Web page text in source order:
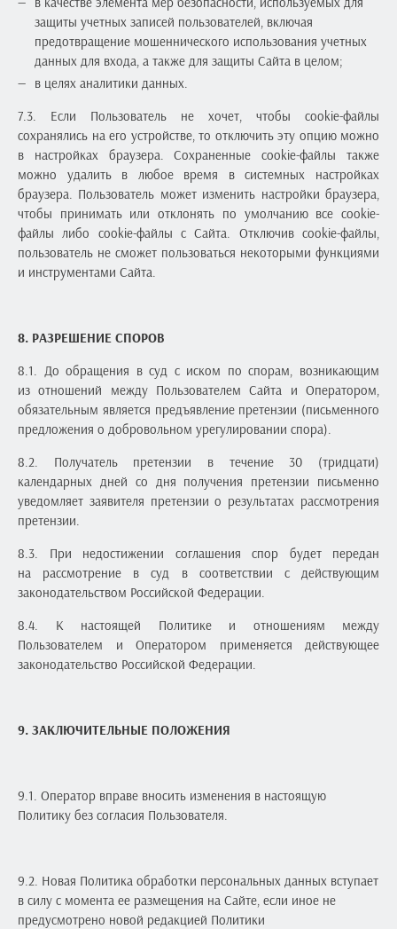
защиты учетных записей пользователей, включая
предотвращение мошеннического использования учетных
данных для входа, а также для защиты Сайта в целом;
в целях аналитики данных.
7.3. Если Пользователь не хочет, чтобы cookie-файлы
сохранялись на его устройстве, то отключить эту опцию можно
в настройках браузера. Сохраненные cookie-файлы также
можно удалить в любое время в системных настройках
браузера. Пользователь может изменить настройки браузера,
чтобы принимать или отклонять по умолчанию все cookie-
файлы либо cookie-файлы с Сайта. Отключив cookie-файлы,
пользователь не сможет пользоваться некоторыми функциями
и инструментами Сайта.
8. РАЗРЕШЕНИЕ СПОРОВ
8.1. До обращения в суд с иском по спорам, возникающим
из отношений между Пользователем Сайта и Оператором,
обязательным является предъявление претензии (письменного
предложения о добровольном урегулировании спора).
8.2. Получатель претензии в течение 30 (тридцати)
календарных дней со дня получения претензии письменно
уведомляет заявителя претензии о результатах рассмотрения
претензии.
8.3. При недостижении соглашения спор будет передан
на рассмотрение в суд в соответствии с действующим
законодательством Российской Федерации.
8.4. К настоящей Политике и отношениям между
Пользователем и Оператором применяется действующее
законодательство Российской Федерации.
9. ЗАКЛЮЧИТЕЛЬНЫЕ ПОЛОЖЕНИЯ
9.1. Оператор вправе вносить изменения в настоящую
Политику без согласия Пользователя.
9.2. Новая Политика обработки персональных данных вступает
в силу с момента ее размещения на Сайте, если иное не
предусмотрено новой редакцией Политики